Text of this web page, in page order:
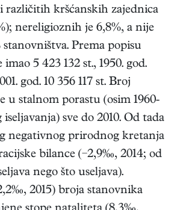
različitih kršćanskih zajednica
nereligioznih je 6,8%, a nije
stanovništva. Prema popisu
5 423 132 st., 1950. god.
god. 10 356 117 st. Broj
u stalnom porastu (osim 1960-
sve do 2010. Od tada
negativnog prirodnog kretanja
bilance (−2,9‰, 2014; od
nego što useljava).
2015) broja stanovnika